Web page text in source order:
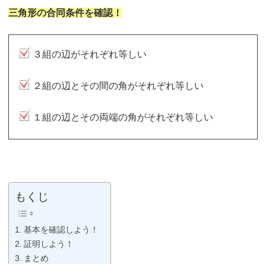
三角形の合同条件を確認！
３組の辺がそれぞれ等しい
２組の辺とその間の角がそれぞれ等しい
１組の辺とその両端の角がそれぞれ等しい
もくじ
基本を確認しよう！
証明しよう！
まとめ